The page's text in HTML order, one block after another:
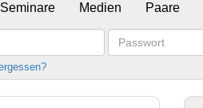
Seminare Medien Paare
Passwort